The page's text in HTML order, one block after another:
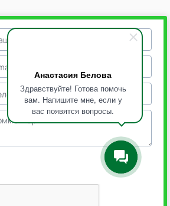
Анастасия Белова
Здравствуйте! Готова помочь
вам. Напишите мне, если у
вас появятся вопросы.